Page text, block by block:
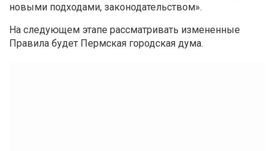
новыми подходами, законодательством».
На следующем этапе рассматривать измененные
Правила будет Пермская городская дума.